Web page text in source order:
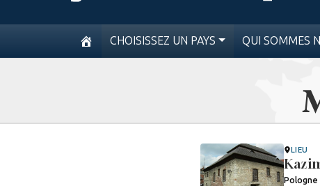
CHOISISSEZ UN PAYS QUI SOMMES
LIEU
Pologne